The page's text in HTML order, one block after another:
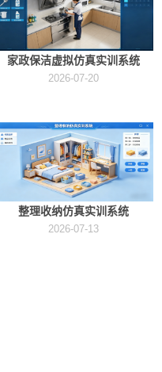
家政保洁虚拟仿真实训系统
2026-07-20
整理收纳仿真实训系统
2026-07-13